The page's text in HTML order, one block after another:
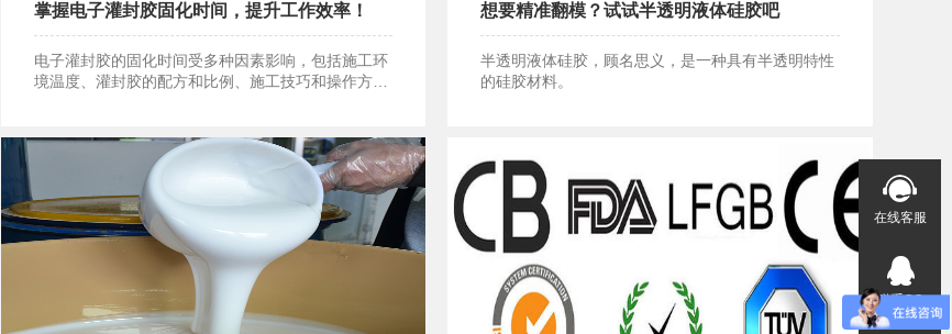
掌握电子灌封胶固化时间，提升工作效率！
电子灌封胶的固化时间受多种因素影响，包括施工环
境温度、灌封胶的配方和比例、施工技巧和操作方法
想要精准翻模？试试半透明液体硅胶吧
半透明液体硅胶，顾名思义，是一种具有半透明特性
的硅胶材料。
在线客服
联系QQ